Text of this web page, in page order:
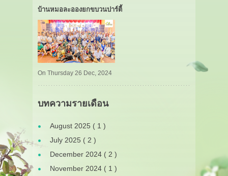
บ้านหมอละอองยกขบวนปาร์ตี้
On Thursday 26 Dec, 2024
บทความรายเดือน
August 2025 ( 1 )
July 2025 ( 2 )
December 2024 ( 2 )
November 2024 ( 1 )